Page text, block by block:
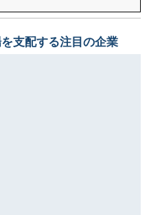
支配する注目の企業